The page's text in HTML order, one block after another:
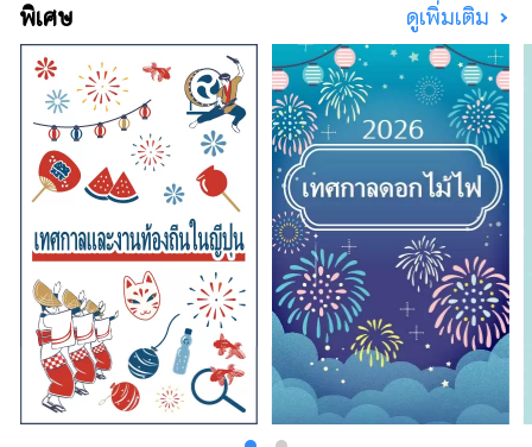
ภูมิใจในตัวมันเอง และเผยแพร่มันไปทั่วโลกด้วย
ความคิดริเริ่มของพวกเขาเอง ท้ายที่สุด ตัวละคร
หลักคือ “ผู้คน” และผมเชื่อว่าความหลากหลาย
ของผู้คนที่ผสมผสานกันจะช่วยเสริมเสน่ห์ของโท
ยามะ
พิเศษ ดูเพิ่มเติม